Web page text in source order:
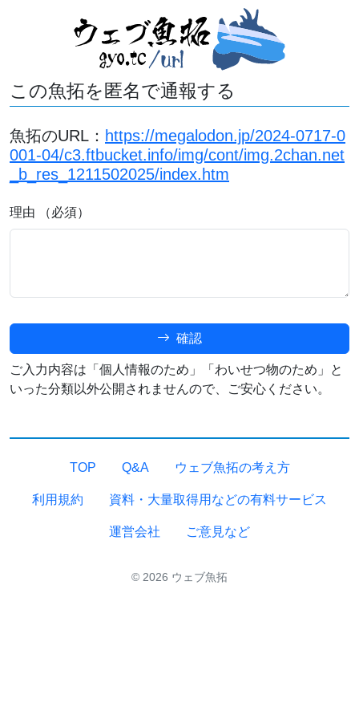
この魚拓を匿名で通報する
魚拓のURL： https://megalodon.jp/2024-0717-0
001-04/c3.ftbucket.info/img/cont/img.2chan.net
_b_res_1211502025/index.htm
理由 （必須）
確認
ご入力内容は「個人情報のため」「わいせつ物のため」と
いった分類以外公開されませんので、ご安心ください。
TOP Q&A ウェブ魚拓の考え方
利用規約 資料・大量取得用などの有料サービス
運営会社 ご意見など
© 2026 ウェブ魚拓